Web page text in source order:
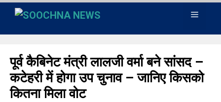
Skip
content
Menu
पूर्व कैबिनेट मंत्री लालजी वर्मा बने सांसद –
कटेहरी में होगा उप चुनाव – जानिए किसको
कितना मिला वोट